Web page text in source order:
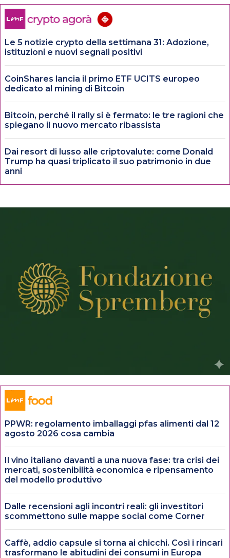
Le 5 notizie crypto della settimana 31: Adozione,
istituzioni e nuovi segnali positivi
CoinShares lancia il primo ETF UCITS europeo
dedicato al mining di Bitcoin
Bitcoin, perché il rally si è fermato: le tre ragioni che
spiegano il nuovo mercato ribassista
Dai resort di lusso alle criptovalute: come Donald
Trump ha quasi triplicato il suo patrimonio in due
anni
PPWR: regolamento imballaggi pfas alimenti dal 12
agosto 2026 cosa cambia
Il vino italiano davanti a una nuova fase: tra crisi dei
mercati, sostenibilità economica e ripensamento
del modello produttivo
Dalle recensioni agli incontri reali: gli investitori
scommettono sulle mappe social come Corner
Caffè, addio capsule si torna ai chicchi. Così i rincari
trasformano le abitudini dei consumi in Europa